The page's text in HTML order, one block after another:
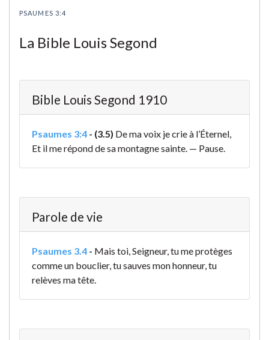
PSAUMES 3:4
La Bible Louis Segond
Bible Louis Segond 1910
Psaumes 3:4 - (3.5) De ma voix je crie à l’Éternel,
Et il me répond de sa montagne sainte. — Pause.
Parole de vie
Psaumes 3.4 - Mais toi, Seigneur, tu me protèges
comme un bouclier,tu sauves mon honneur, tu
relèves ma tête.